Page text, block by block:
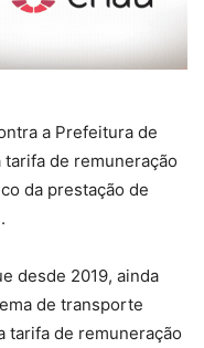
a Prefeitura de
de remuneração
da prestação de
desde 2019, ainda
de transporte
tarifa de remuneração